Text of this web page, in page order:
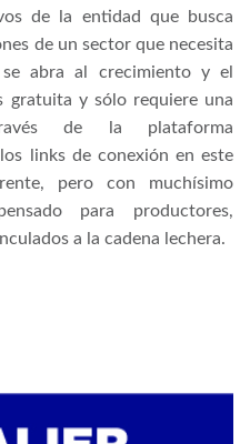
de la entidad que busca
de un sector que necesita
abra al crecimiento y el
gratuita y sólo requiere una
de la plataforma
links de conexión en este
pero con muchísimo
para productores,
a la cadena lechera.